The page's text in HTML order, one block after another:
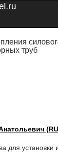
труб
для установки